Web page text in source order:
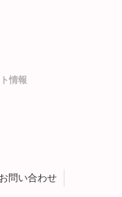
情報
お問い合わせ